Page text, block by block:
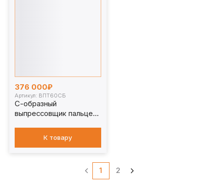
376 000₽
Артикул: ВПТ60СБ
С-образный
выпрессовщик пальцев
ВПТ60СБ
К товару
1 2